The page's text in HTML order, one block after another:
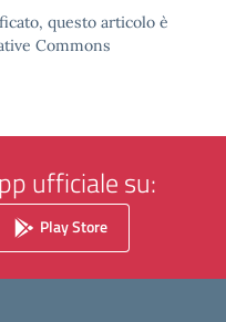
questo articolo è
Commons
ufficiale su:
Play Store